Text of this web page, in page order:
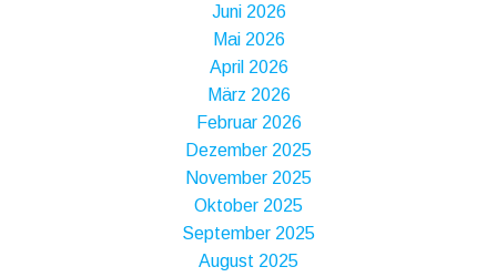
Juni 2026
Mai 2026
April 2026
März 2026
Februar 2026
Dezember 2025
November 2025
Oktober 2025
September 2025
August 2025